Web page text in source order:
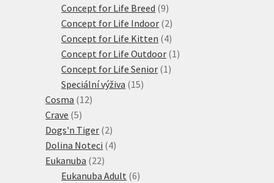
produkty
Concept for Life Breed 99
produktů
Concept for Life Indoor 22
produkty
Concept for Life Kitten 44
produkty
Concept for Life Outdoor 1 1
Concept for Life Senior 1 1
Speciální výživa 1515
Cosma 1212
Crave 55
produktů
Dogs'n Tiger 22
produkty
Dolina Noteci 44
Eukanuba 2222
produktů
Eukanuba Adult 66